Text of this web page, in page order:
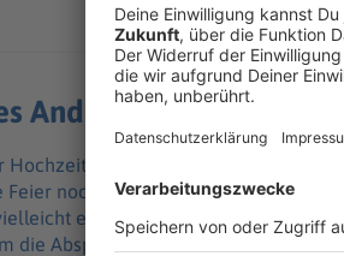
Andenken, eine
Hochzeit selbst handelte es sich
Feier noch lief, erzählte Gignac.
ein paar Dessertteller
die Absperrungen gelegen habe, die